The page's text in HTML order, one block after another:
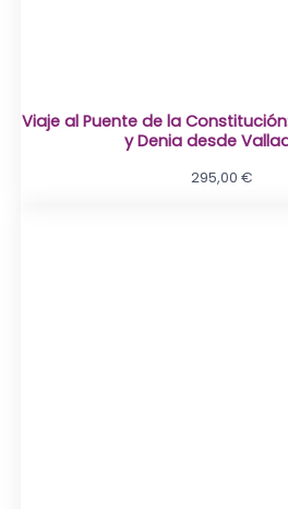
Viaje al Puente de la
y Denia desde
295,00 €